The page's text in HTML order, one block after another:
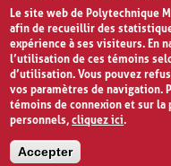
Le site web de Polytechnique
afin de recueillir des
expérience à ses visiteurs. En
l’utilisation de ces témoins
d’utilisation. Vous pouvez
vos paramètres de navigation.
témoins de connexion et sur
personnels,cliquez ici.
Accepter